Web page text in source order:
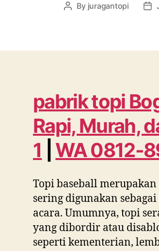
Post
By juragantopi
pabrik topi
Rapi, Murah,
1
WA 0812-
Topi baseball
sering digunakan
acara. Umumnya, topi
yang dibordir atau
seperti kementerian,